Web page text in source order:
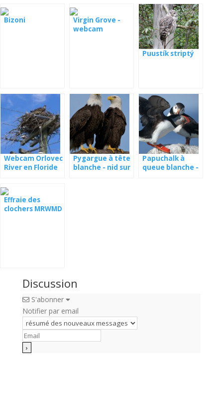
Bizoni
Virgin Grove -
webcam
Puustík striptý
Webcam Orlovec
River en Floride
Pygargue à tête
blanche - nid sur
Papuchalk à
queue blanche -
Effraie des
clochers MRWMD
Discussion
S'abonner
Notifier par email